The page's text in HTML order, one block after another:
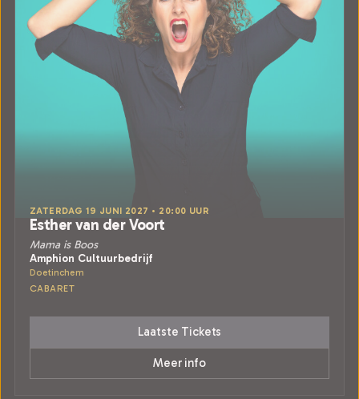
ZATERDAG 19 JUNI 2027 • 20:00 UUR
Esther van der Voort
Mama is Boos
Amphion Cultuurbedrijf
Doetinchem
CABARET
Laatste Tickets
Meer info